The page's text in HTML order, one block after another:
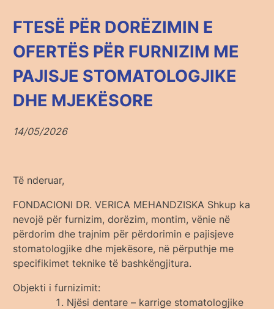
FTESË PËR DORËZIMIN E
OFERTËS PËR FURNIZIM ME
PAJISJE STOMATOLOGJIKE
DHE MJEKËSORE
14/05/2026
Të nderuar,
FONDACIONI DR. VERICA MEHANDZISKA Shkup ka
nevojë për furnizim, dorëzim, montim, vënie në
përdorim dhe trajnim për përdorimin e pajisjeve
stomatologjike dhe mjekësore, në përputhje me
specifikimet teknike të bashkëngjitura.
Objekti i furnizimit:
Njësi dentare – karrige stomatologjike